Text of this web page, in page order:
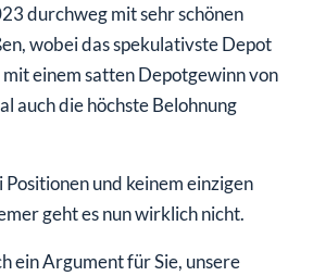
durchweg mit sehr schönen
wobei das spekulativste Depot
einem satten Depotgewinn von
auch die höchste Belohnung
und keinem einzigen
geht es nun wirklich nicht.
ein Argument für Sie, unsere